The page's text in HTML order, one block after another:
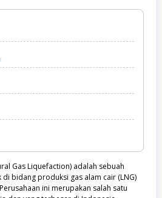
Migas,
Gas Liquefaction) adalah sebuah
bidang produksi gas alam cair (LNG)
ini merupakan salah satu